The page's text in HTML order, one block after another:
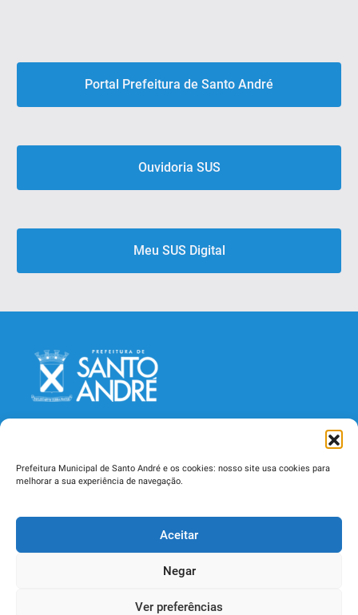
Prefeitura Municipal de Santo André e os cookies: nosso site usa cookies para
melhorar a sua experiência de navegação.
Aceitar
Negar
Ver preferências
Portal Prefeitura de Santo André
Ouvidoria SUS
Meu SUS Digital
Secretaria Municipal de Saúde
Rua Catequese, 242, Jardim - CEP 09090-400
Santo André - SP - Telefone (11) 4433-3000